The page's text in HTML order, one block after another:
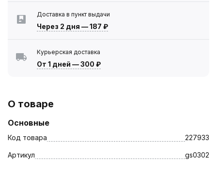
Доставка в пункт выдачи
Через 2 дня —187 ₽
Курьерская доставка
От 1 дней —300 ₽
О товаре
Основные
Код товара 227933
Артикул gs0302